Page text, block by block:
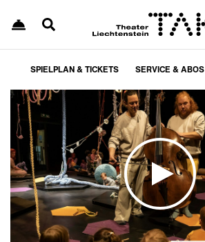
SPIELPLAN & TICKETS SERVICE & ABOS